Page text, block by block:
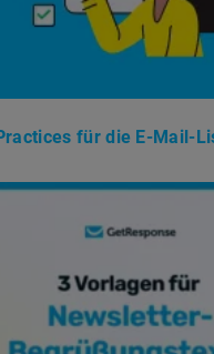
für die E-Mail-